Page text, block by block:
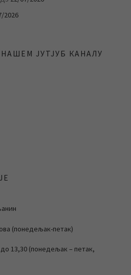
2026
ЈУТЈУБ КАНАЛУ
(понедељак-петак)
13,30 (понедељак – петак,